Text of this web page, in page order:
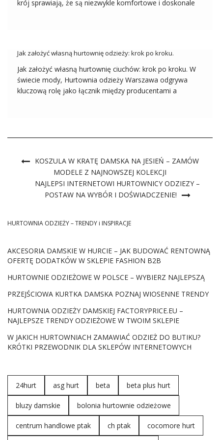
krój sprawiają, że są niezwykle komfortowe i doskonale
Jak założyć własną hurtownię odzieży: krok po kroku.
Jak założyć własną hurtownię ciuchów: krok po kroku. W
świecie mody, Hurtownia odzieży Warszawa odgrywa
kluczową rolę jako łącznik między producentami a
KOSZULA W KRATĘ DAMSKA NA JESIEŃ – ZAMÓW
MODELE Z NAJNOWSZEJ KOLEKCJI
NAJLEPSI INTERNETOWI HURTOWNICY ODZIEZY –
POSTAW NA WYBÓR I DOŚWIADCZENIE!
HURTOWNIA ODZIEŻY – TRENDY i INSPIRACJE
AKCESORIA DAMSKIE W HURCIE – JAK BUDOWAĆ RENTOWNĄ
OFERTĘ DODATKÓW W SKLEPIE FASHION B2B
HURTOWNIE ODZIEŻOWE W POLSCE – WYBIERZ NAJLEPSZĄ
PRZEJŚCIOWA KURTKA DAMSKA POZNAJ WIOSENNE TRENDY
HURTOWNIA ODZIEŻY DAMSKIEJ FACTORYPRICE.EU –
NAJLEPSZE TRENDY ODZIEŻOWE W TWOIM SKLEPIE
W JAKICH HURTOWNIACH ZAMAWIAĆ ODZIEŻ DO BUTIKU?
KRÓTKI PRZEWODNIK DLA SKLEPÓW INTERNETOWYCH
24hurt asg hurt beta beta plus hurt
bluzy damskie bolonia hurtownie odzieżowe
centrum handlowe ptak ch ptak cocomore hurt